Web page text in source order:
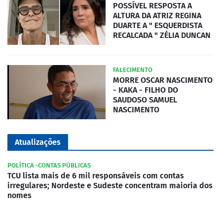
POSSÍVEL RESPOSTA A
ALTURA DA ATRIZ REGINA
DUARTE A " ESQUERDISTA
RECALCADA " ZÉLIA DUNCAN
FALECIMENTO
MORRE OSCAR NASCIMENTO
- KAKA - FILHO DO
SAUDOSO SAMUEL
NASCIMENTO
Atualizações
POLÍTICA -CONTAS PÚBLICAS
TCU lista mais de 6 mil responsáveis com contas
irregulares; Nordeste e Sudeste concentram maioria dos
nomes